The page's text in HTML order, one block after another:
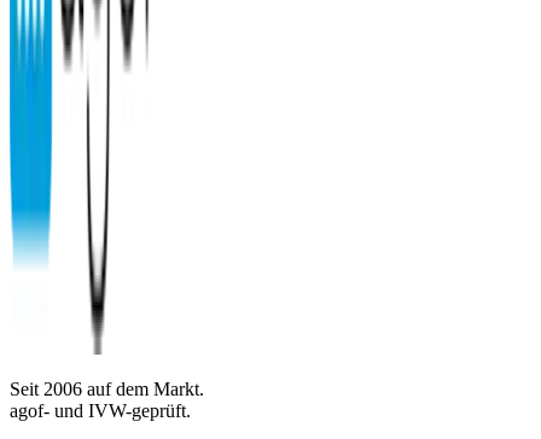
Seit 2006 auf dem Markt.
agof- und IVW-geprüft.